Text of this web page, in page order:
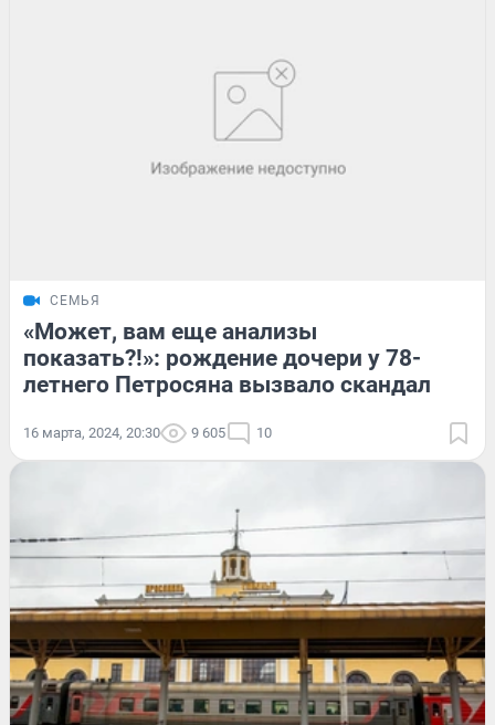
СЕМЬЯ
«Может, вам еще анализы
показать?!»: рождение дочери у 78-
летнего Петросяна вызвало скандал
16 марта, 2024, 20:30 9 605 10